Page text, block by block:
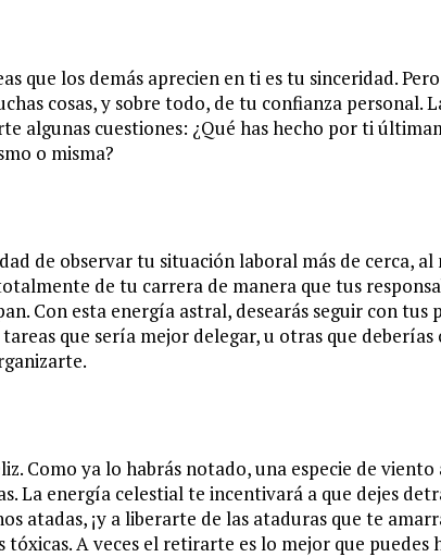
que los demás aprecien en ti es tu sinceridad.
cosas, y sobre todo, de tu confianza personal.
algunas cuestiones: ¿Qué has hecho por ti
o misma?
de observar tu situación laboral más de cerca,
de tu carrera de manera que tus
Con esta energía astral, desearás seguir con
que sería mejor delegar, u otras que
Como ya lo habrás notado, una especie de
La energía celestial te incentivará a que dejes
atadas, ¡y a liberarte de las ataduras que te
tóxicas. A veces el retirarte es lo mejor que puedes